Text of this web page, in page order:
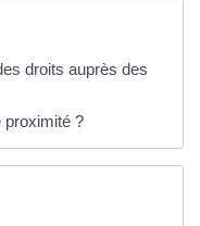
droits auprès des
proximité ?